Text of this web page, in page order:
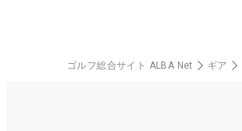
ゴルフ総合サイト ALBA Net ギア